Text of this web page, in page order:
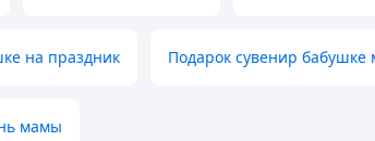
на праздник Подарок сувенир бабушке
мамы